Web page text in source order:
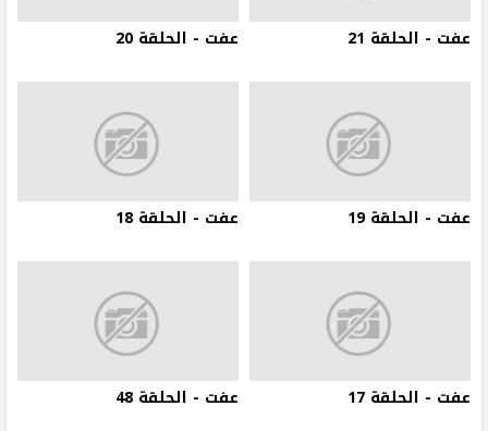
عفت - الحلقة 21 عفت - الحلقة 20
عفت - الحلقة 19 عفت - الحلقة 18
عفت - الحلقة 17 عفت - الحلقة 48